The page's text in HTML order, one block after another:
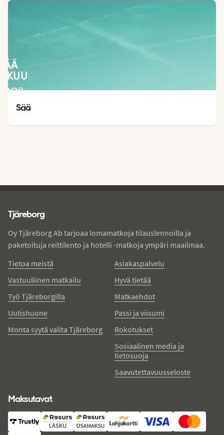
29°
22°
Sää
Tjäreborg
Oy Tjäreborg Ab tarjoaa lomamatkoja tilauslennoilla ja
paketoituja reittilento ja hotelli -matkoja ympäri maailmaa.
Tietoa meistä
Vastuullinen matkailu
Työ Tjäreborgilla
Uutishuone
Monta syytä valita Tjäreborg
Asiakaspalvelu
Hyvä tietää
Matkaehdot
Passi ja viisumi
Rokotukset
Sosiaalinen media ja
tietosuoja
Saavutettavuusseloste
Maksutavat